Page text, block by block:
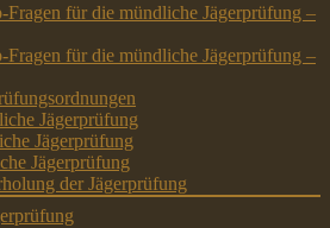
Fragen für die mündliche Jägerprüfung –
Fragen für die mündliche Jägerprüfung –
Jägerprüfung
Jägerprüfung
Jägerprüfung
der Jägerprüfung